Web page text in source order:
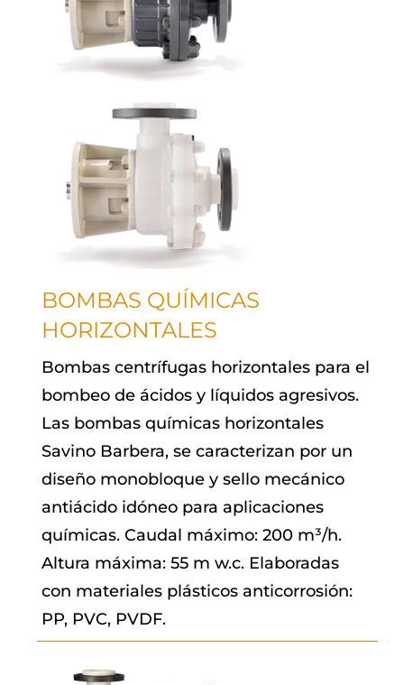
BOMBAS QUÍMICAS
HORIZONTALES
Bombas centrífugas horizontales para el
bombeo de ácidos y líquidos agresivos.
Las bombas químicas horizontales
Savino Barbera, se caracterizan por un
diseño monobloque y sello mecánico
antiácido idóneo para aplicaciones
químicas. Caudal máximo: 200 m³/h.
Altura máxima: 55 m w.c. Elaboradas
con materiales plásticos anticorrosión:
PP, PVC, PVDF.